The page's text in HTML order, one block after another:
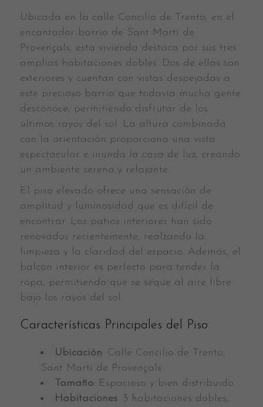
Ubicada en la calle Concilio de Trento, en el
encantador barrio de Sant Martí de
Provençals, esta vivienda destaca por sus tres
amplias habitaciones dobles. Dos de ellas son
exteriores y cuentan con vistas despejadas a
este precioso barrio que todavía mucha gente
desconoce, permitiendo disfrutar de los
últimos rayos del sol. La altura combinada
con la orientación proporciona una vista
espectacular e inunda la casa de luz, creando
un ambiente sereno y relajante.
El piso elevado ofrece una sensación de
amplitud y luminosidad que es difícil de
encontrar. Los patios interiores han sido
renovados recientemente, realzando la
limpieza y la claridad del espacio. Además, el
balcón interior es perfecto para tender la
ropa, permitiendo que se seque al aire libre
bajo los rayos del sol.
Características Principales del Piso
Ubicación: Calle Concilio de Trento,
Sant Martí de Provençals
Tamaño: Espacioso y bien distribuido
Habitaciones: 3 habitaciones dobles,